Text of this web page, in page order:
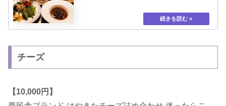
チーズ
【10,000円】